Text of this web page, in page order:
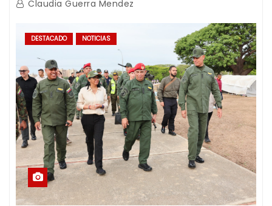
Claudia Guerra Mendez
DESTACADO NOTICIAS